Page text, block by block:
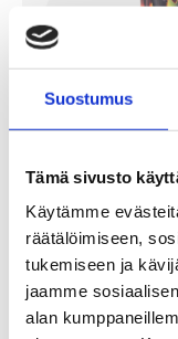
Suostumus
Tämä sivusto
Käytämme
räätälöimiseen,
tukemiseen ja
jaamme
alan